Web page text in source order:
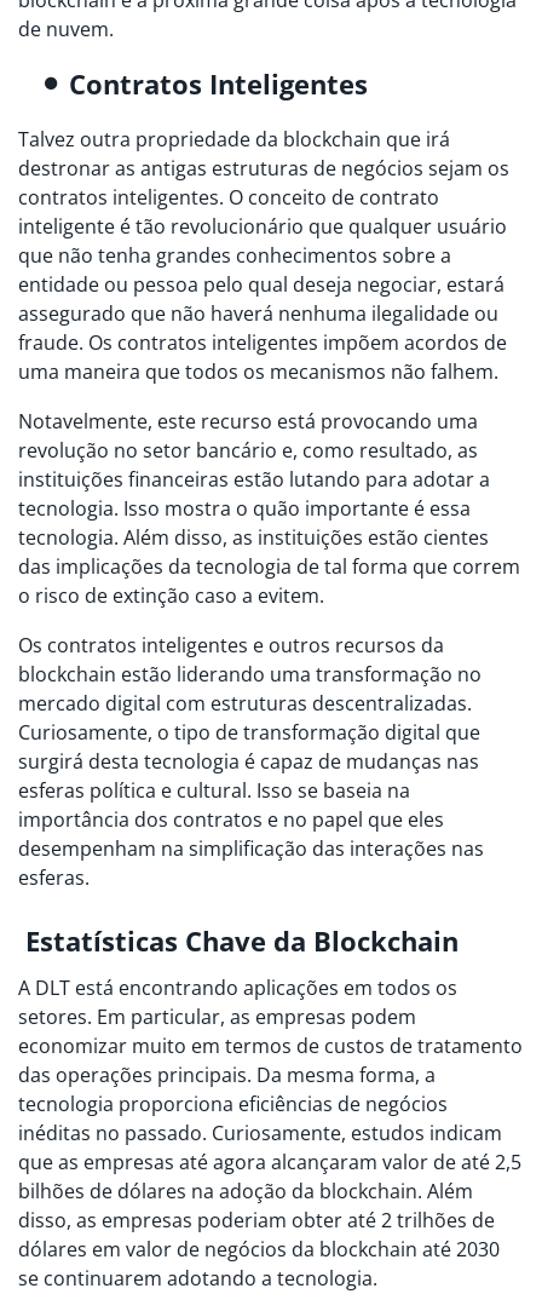
de nuvem.
Contratos Inteligentes
Talvez outra propriedade da blockchain que irá
destronar as antigas estruturas de negócios sejam os
contratos inteligentes. O conceito de contrato
inteligente é tão revolucionário que qualquer usuário
que não tenha grandes conhecimentos sobre a
entidade ou pessoa pelo qual deseja negociar, estará
assegurado que não haverá nenhuma ilegalidade ou
fraude. Os contratos inteligentes impõem acordos de
uma maneira que todos os mecanismos não falhem.
Notavelmente, este recurso está provocando uma
revolução no setor bancário e, como resultado, as
instituições financeiras estão lutando para adotar a
tecnologia. Isso mostra o quão importante é essa
tecnologia. Além disso, as instituições estão cientes
das implicações da tecnologia de tal forma que correm
o risco de extinção caso a evitem.
Os contratos inteligentes e outros recursos da
blockchain estão liderando uma transformação no
mercado digital com estruturas descentralizadas.
Curiosamente, o tipo de transformação digital que
surgirá desta tecnologia é capaz de mudanças nas
esferas política e cultural. Isso se baseia na
importância dos contratos e no papel que eles
desempenham na simplificação das interações nas
esferas.
Estatísticas Chave da Blockchain
A DLT está encontrando aplicações em todos os
setores. Em particular, as empresas podem
economizar muito em termos de custos de tratamento
das operações principais. Da mesma forma, a
tecnologia proporciona eficiências de negócios
inéditas no passado. Curiosamente, estudos indicam
que as empresas até agora alcançaram valor de até 2,5
bilhões de dólares na adoção da blockchain. Além
disso, as empresas poderiam obter até 2 trilhões de
dólares em valor de negócios da blockchain até 2030
se continuarem adotando a tecnologia.